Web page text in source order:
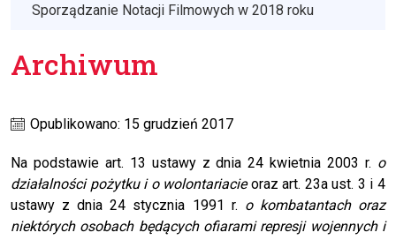
Sporządzanie Notacji Filmowych w 2018 roku
Archiwum
Opublikowano: 15 grudzień 2017
Na podstawie art. 13 ustawy z dnia 24 kwietnia 2003 r. o
działalności pożytku i o wolontariacieoraz art. 23a ust. 3 i 4
ustawy z dnia 24 stycznia 1991 r. o kombatantach oraz
niektórych osobach będących ofiarami represji wojennych i